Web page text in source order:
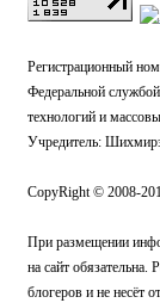
Регистрационный
Федеральной
технологий и
Учредитель:
CopyRight © 2008-
При размещении
на сайт обязательна.
блогеров и не несёт